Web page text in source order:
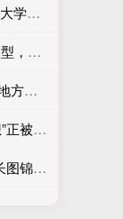
股票配资公司平台 AI砸了设计饭碗？ 同济大学辛向阳：设计教育该重视“落地”和跨学科
美股 杠杆 立信校企联合开发财会税垂类模型，瞄准审计“幻觉”和财报舞弊识别
什么是股票配资平台 保护好你身上的那个地方，追求美味更要注重健康！
期货黄金杠杆是多少 韩京俊：“陈省身猜想”正被一步步证明，有理由期待完全在本土培养出菲奖得主
股票配资软件推荐 收藏这一“三个三”防蚊长图锦囊，高温高湿季节莫让蚊虫“喜滋滋”